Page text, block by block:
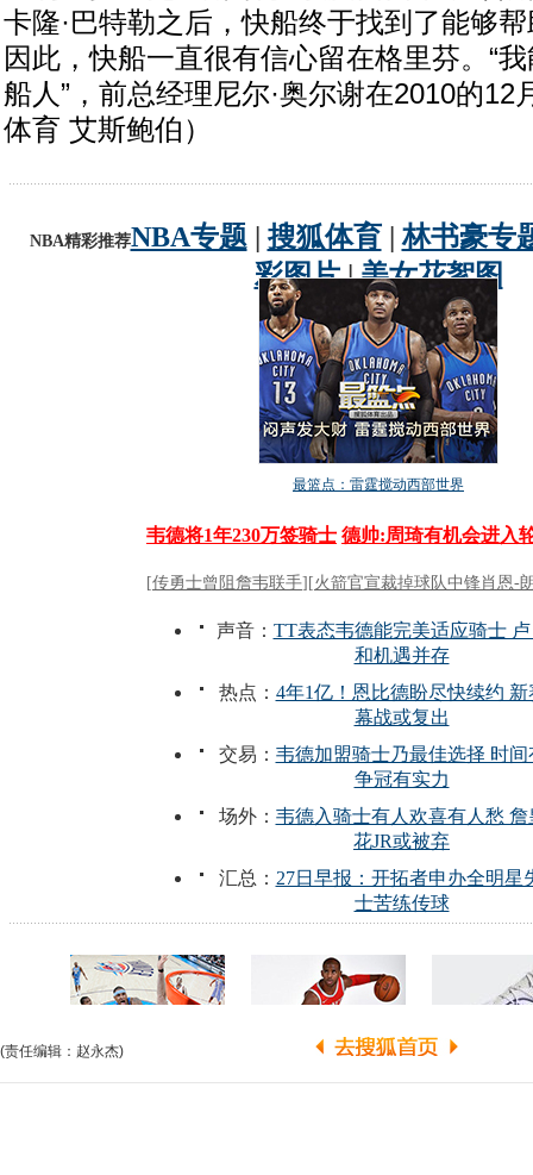
卡隆·巴特勒之后，快船终于找到了能够
因此，快船一直很有信心留在格里芬。“
船人”，前总经理尼尔·奥尔谢在2010的12
体育 艾斯鲍伯）
(责任编辑：赵永杰)